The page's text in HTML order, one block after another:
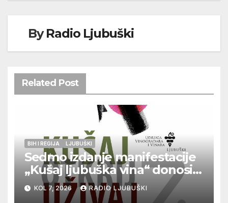
ByRadio Ljubuški
Related Post
BIH I REGIJA LJUBUŠKI
Sedmo izdanje manifestacije
„Kušaj ljubuška vina“ donosi
vrhunska vina, gastronomiju i
glazbu
KOL 7, 2026 RADIO LJUBUŠKI